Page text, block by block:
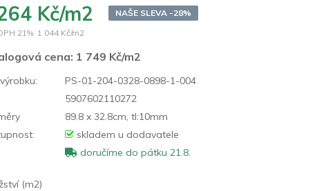
Kč/m2
NAŠE SLEVA -28%
21%: 1 044 Kč/m2
cena: 1 749 Kč/m2
PS-01-204-0328-0898-1-004
5907602110272
89.8 x 32.8cm, tl:10mm
skladem u dodavatele
doručíme do pátku 21.8.
(m2)